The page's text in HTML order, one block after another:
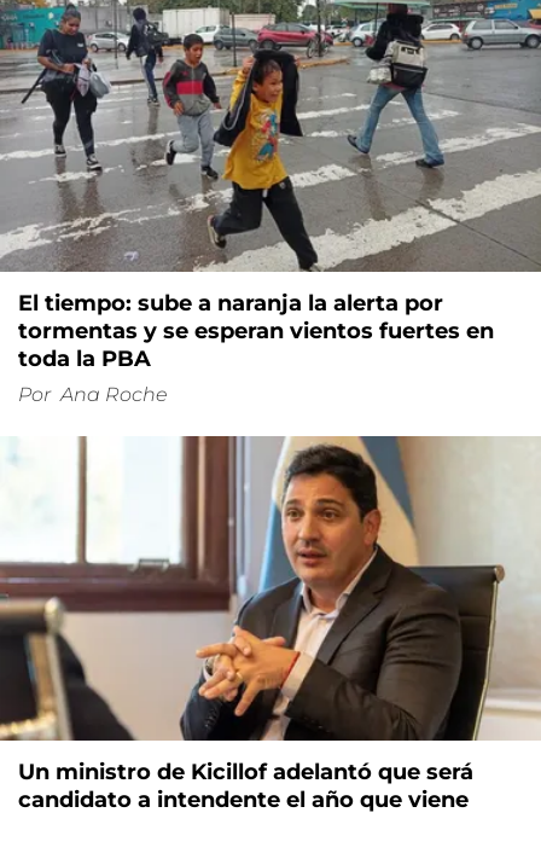
El tiempo: sube a naranja la alerta por
tormentas y se esperan vientos fuertes en
toda la PBA
Por Ana Roche
Un ministro de Kicillof adelantó que será
candidato a intendente el año que viene